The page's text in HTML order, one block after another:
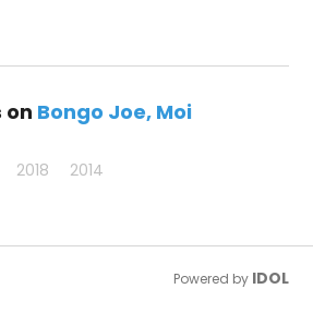
on Bongo Joe Moi
2018 2014
Powered by IDOL